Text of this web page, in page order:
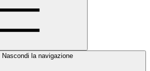
Nascondi la navigazione